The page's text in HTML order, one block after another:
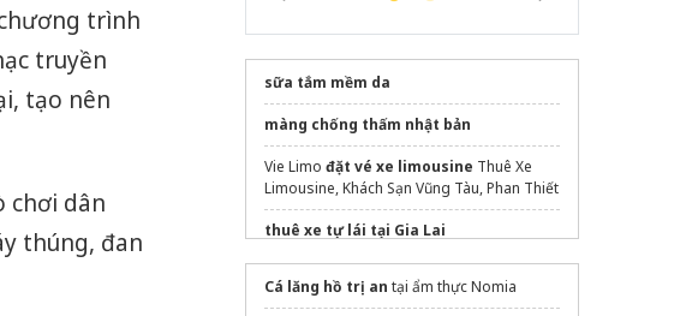
trình
truyền
tạo nên
chơi dân
thúng, đan
sữa tắm mềm da
màng chống thấm nhật bản
Vie Limo đặt vé xe limousine Thuê Xe
Limousine, Khách Sạn Vũng Tàu, Phan Thiết
thuê xe tự lái tại Gia Lai
Wellness Cruise in Halong Bay
Cá lăng hồ trị an tại ẩm thực Nomia